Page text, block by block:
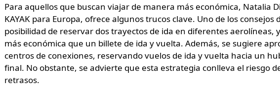
Para aquellos que buscan viajar de manera más económica, Natalia
KAYAK para Europa, ofrece algunos trucos clave. Uno de los consejos
posibilidad de reservar dos trayectos de ida en diferentes aerolíneas,
más económica que un billete de ida y vuelta. Además, se sugiere
centros de conexiones, reservando vuelos de ida y vuelta hacia un
final. No obstante, se advierte que esta estrategia conlleva el riesgo
retrasos.